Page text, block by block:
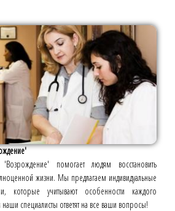
помогает людям восстановить
жизни. Мы предлагаем индивидуальные
которые учитывают особенности каждого
специалисты ответят на все ваши вопросы!